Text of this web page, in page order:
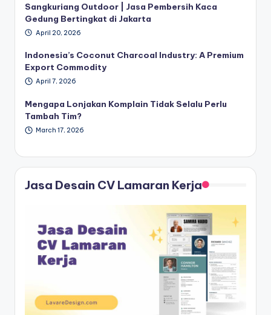
Sangkuriang Outdoor | Jasa Pembersih Kaca
Gedung Bertingkat di Jakarta
April 20, 2026
Indonesia’s Coconut Charcoal Industry: A Premium
Export Commodity
April 7, 2026
Mengapa Lonjakan Komplain Tidak Selalu Perlu
Tambah Tim?
March 17, 2026
Jasa Desain CV Lamaran Kerja